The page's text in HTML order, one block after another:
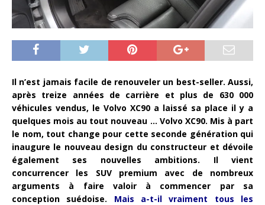
Il n’est jamais facile de renouveler un best-seller. Aussi,
après treize années de carrière et plus de 630 000
véhicules vendus, le Volvo XC90 a laissé sa place il y a
quelques mois au tout nouveau … Volvo XC90. Mis à part
le nom, tout change pour cette seconde génération qui
inaugure le nouveau design du constructeur et dévoile
également ses nouvelles ambitions. Il vient
concurrencer les SUV premium avec de nombreux
arguments à faire valoir à commencer par sa
conception suédoise. Mais a-t-il vraiment tous les